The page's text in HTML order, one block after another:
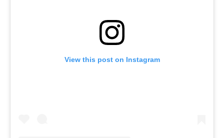
View this post on Instagram